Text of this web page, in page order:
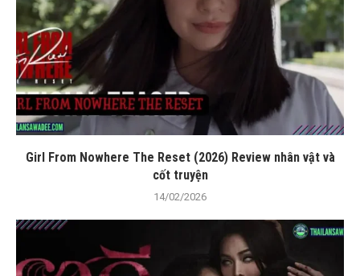
Girl From Nowhere The Reset (2026) Review nhân vật và
cốt truyện
14/02/2026